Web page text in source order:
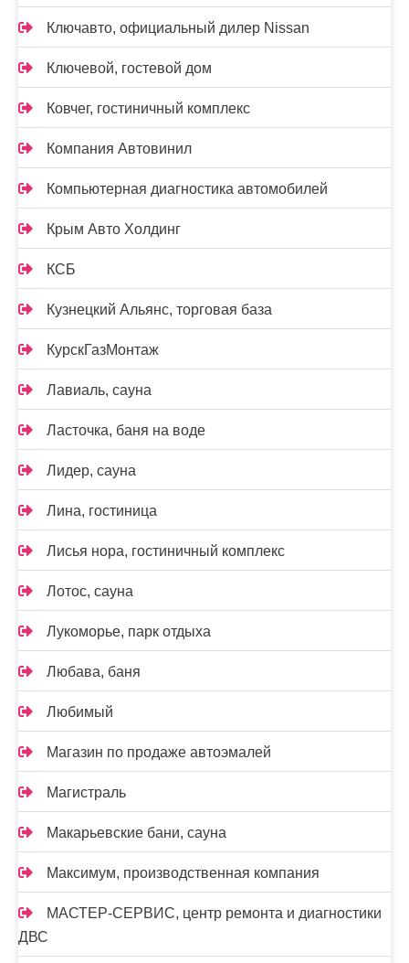
Ключавто, официальный дилер Nissan
Ключевой, гостевой дом
Ковчег, гостиничный комплекс
Компания Автовинил
Компьютерная диагностика автомобилей
Крым Авто Холдинг
КСБ
Кузнецкий Альянс, торговая база
КурскГазМонтаж
Лавиаль, сауна
Ласточка, баня на воде
Лидер, сауна
Лина, гостиница
Лисья нора, гостиничный комплекс
Лотос, сауна
Лукоморье, парк отдыха
Любава, баня
Любимый
Магазин по продаже автоэмалей
Магистраль
Макарьевские бани, сауна
Максимум, производственная компания
МАСТЕР-СЕРВИС, центр ремонта и диагностики
ДВС